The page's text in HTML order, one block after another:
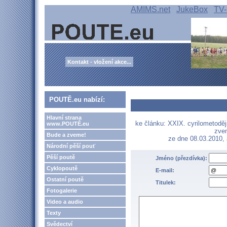
AMIMS.net JukeBox
Kontakt - vložení akce...
POUTĚ.eu nabízí:
Hlavní strana
www.POUTĚ.eu
Bude a zveme!
Národní pěší pouť
Pěší poutě
Cyklopoutě
Ostatní poutě
Fotogalerie
Video a audio
Texty
Svědectví
ke článku: XXIX.
ze dne
Jméno (přezdívka):
E-mail:
Titulek: